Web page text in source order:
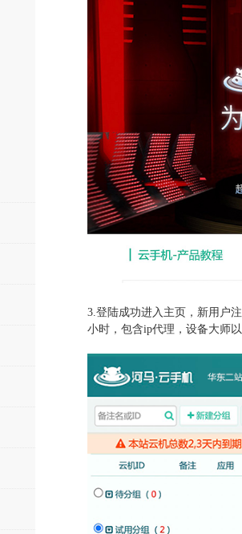
3.登陆成功进入主页，新用户
小时，包含ip代理，设备大师